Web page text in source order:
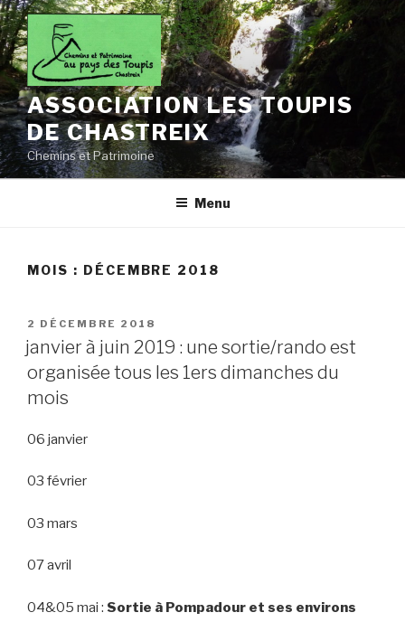
Aller
au
contenu
principal
ASSOCIATION LES TOUPIS
DE CHASTREIX
Chemins et Patrimoine
Menu
MOIS : DÉCEMBRE 2018
PUBLIÉ
LE
2 DÉCEMBRE 2018
janvier à juin 2019 : une sortie/rando est
organisée tous les 1ers dimanches du
mois
06 janvier
03 février
03 mars
07 avril
04&05 mai : Sortie à Pompadour et ses environs